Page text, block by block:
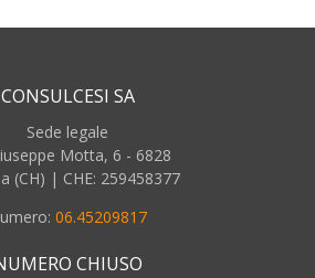
CONSULCESI SA
Sede legale
Motta, 6 - 6828
(CH) | CHE: 259458377
06.45209817
CHIUSO